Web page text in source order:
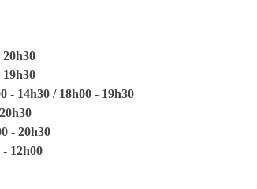
20h30
19h30
- 14h30 / 18h00 - 19h30
- 20h30
- 12h00